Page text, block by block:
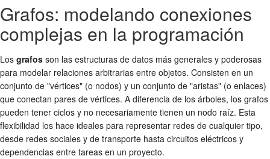
Grafos: modelando conexiones
complejas en la programación
Los grafos son las estructuras de datos más generales y poderosas
para modelar relaciones arbitrarias entre objetos. Consisten en un
conjunto de "vértices" (o nodos) y un conjunto de "aristas" (o enlaces)
que conectan pares de vértices. A diferencia de los árboles, los grafos
pueden tener ciclos y no necesariamente tienen un nodo raíz. Esta
flexibilidad los hace ideales para representar redes de cualquier tipo,
desde redes sociales y de transporte hasta circuitos eléctricos y
dependencias entre tareas en un proyecto.